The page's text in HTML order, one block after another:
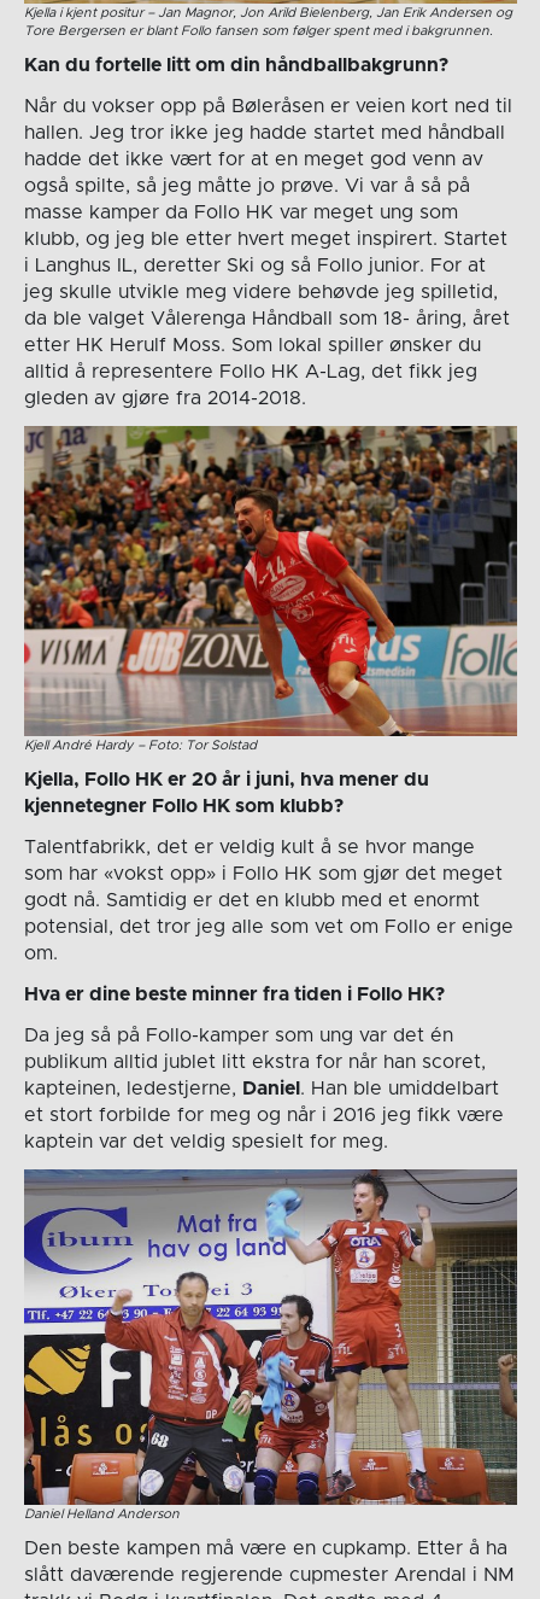
Kjella i kjent positur – Jan Magnor, Jon Arild Bielenberg, Jan Erik Andersen og
Tore Bergersen er blant Follo fansen som følger spent med i bakgrunnen.
Kan du fortelle litt om din håndballbakgrunn?
Når du vokser opp på Bøleråsen er veien kort ned til
hallen. Jeg tror ikke jeg hadde startet med håndball
hadde det ikke vært for at en meget god venn av
også spilte, så jeg måtte jo prøve. Vi var å så på
masse kamper da Follo HK var meget ung som
klubb, og jeg ble etter hvert meget inspirert. Startet
i Langhus IL, deretter Ski og så Follo junior. For at
jeg skulle utvikle meg videre behøvde jeg spilletid,
da ble valget Vålerenga Håndball som 18- åring, året
etter HK Herulf Moss. Som lokal spiller ønsker du
alltid å representere Follo HK A-Lag, det fikk jeg
gleden av gjøre fra 2014-2018.
Kjell André Hardy – Foto: Tor Solstad
Kjella, Follo HK er 20 år i juni, hva mener du
kjennetegner Follo HK som klubb?
Talentfabrikk, det er veldig kult å se hvor mange
som har «vokst opp» i Follo HK som gjør det meget
godt nå. Samtidig er det en klubb med et enormt
potensial, det tror jeg alle som vet om Follo er enige
om.
Hva er dine beste minner fra tiden i Follo HK?
Da jeg så på Follo-kamper som ung var det én
publikum alltid jublet litt ekstra for når han scoret,
kapteinen, ledestjerne, Daniel . Han ble umiddelbart
et stort forbilde for meg og når i 2016 jeg fikk være
kaptein var det veldig spesielt for meg.
Daniel Helland Anderson
Den beste kampen må være en cupkamp. Etter å ha
slått daværende regjerende cupmester Arendal i NM